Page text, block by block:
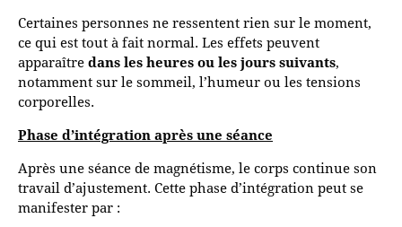
Certaines personnes ne ressentent rien sur le moment,
ce qui est tout à fait normal. Les effets peuvent
apparaître dans les heures ou les jours suivants,
notamment sur le sommeil, l’humeur ou les tensions
corporelles.
Phase d’intégration après une séance
Après une séance de magnétisme, le corps continue son
travail d’ajustement. Cette phase d’intégration peut se
manifester par :